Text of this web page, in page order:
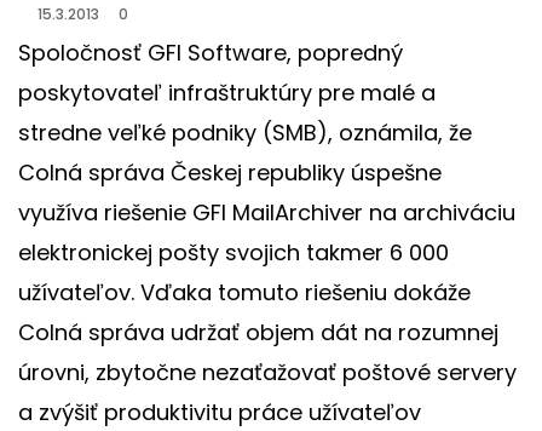
15.3.2013 0
Spoločnosť GFI Software, popredný
poskytovateľ infraštruktúry pre malé a
stredne veľké podniky (SMB), oznámila, že
Colná správa Českej republiky úspešne
využíva riešenie GFI MailArchiver na archiváciu
elektronickej pošty svojich takmer 6 000
užívateľov. Vďaka tomuto riešeniu dokáže
Colná správa udržať objem dát na rozumnej
úrovni, zbytočne nezaťažovať poštové servery
a zvýšiť produktivitu práce užívateľov